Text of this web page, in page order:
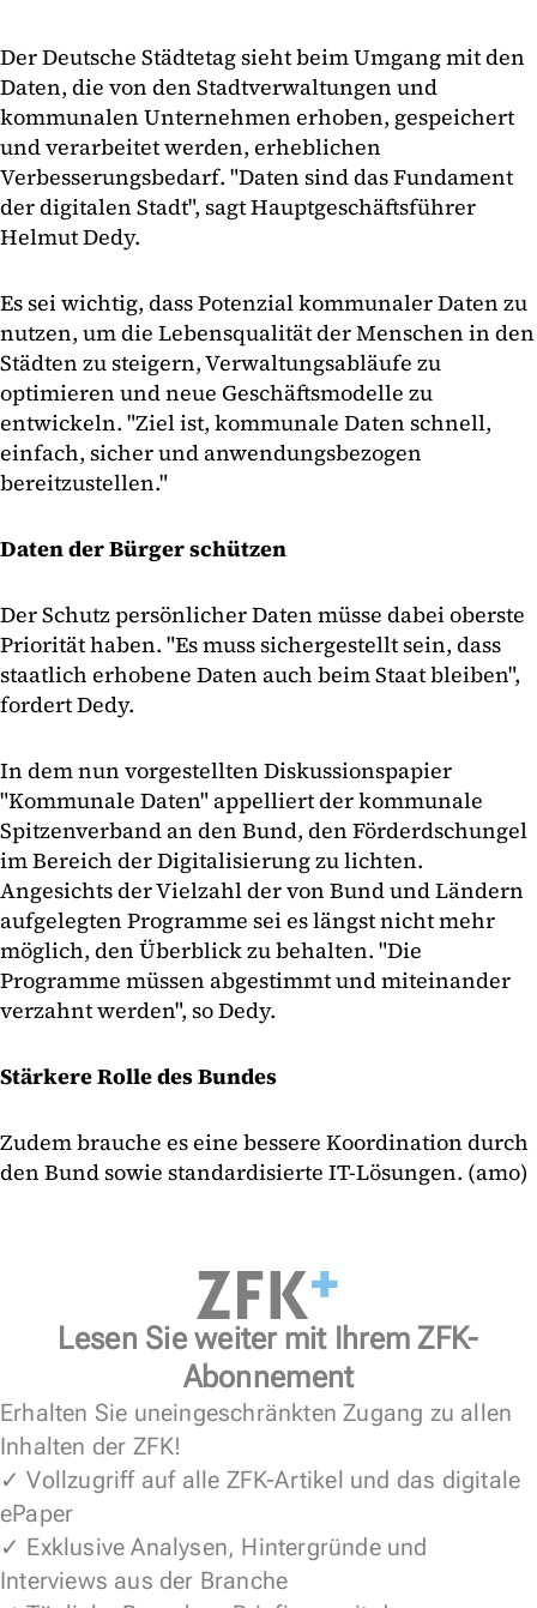
Der Deutsche Städtetag sieht beim Umgang mit den
Daten, die von den Stadtverwaltungen und
kommunalen Unternehmen erhoben, gespeichert
und verarbeitet werden, erheblichen
Verbesserungsbedarf. "Daten sind das Fundament
der digitalen Stadt", sagt Hauptgeschäftsführer
Helmut Dedy.
Es sei wichtig, dass Potenzial kommunaler Daten zu
nutzen, um die Lebensqualität der Menschen in den
Städten zu steigern, Verwaltungsabläufe zu
optimieren und neue Geschäftsmodelle zu
entwickeln. "Ziel ist, kommunale Daten schnell,
einfach, sicher und anwendungsbezogen
bereitzustellen."
Daten der Bürger schützen
Der Schutz persönlicher Daten müsse dabei oberste
Priorität haben. "Es muss sichergestellt sein, dass
staatlich erhobene Daten auch beim Staat bleiben",
fordert Dedy.
In dem nun vorgestellten Diskussionspapier
"Kommunale Daten" appelliert der kommunale
Spitzenverband an den Bund, den Förderdschungel
im Bereich der Digitalisierung zu lichten.
Angesichts der Vielzahl der von Bund und Ländern
aufgelegten Programme sei es längst nicht mehr
möglich, den Überblick zu behalten. "Die
Programme müssen abgestimmt und miteinander
verzahnt werden", so Dedy.
Stärkere Rolle des Bundes
Zudem brauche es eine bessere Koordination durch
den Bund sowie standardisierte IT-Lösungen. (amo)
Lesen Sie weiter mit Ihrem ZFK-
Abonnement
Erhalten Sie uneingeschränkten Zugang zu allen
Inhalten der ZFK!
✓ Vollzugriff auf alle ZFK-Artikel und das digitale
ePaper
✓ Exklusive Analysen, Hintergründe und
Interviews aus der Branche